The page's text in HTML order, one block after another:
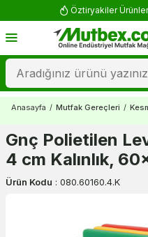
Öztiryakiler
Anasayfa / Mutfak Gereçleri /
Gnç Polietilen
4 cm Kalınlık,
Ürün Kodu : 080.60160.4.K